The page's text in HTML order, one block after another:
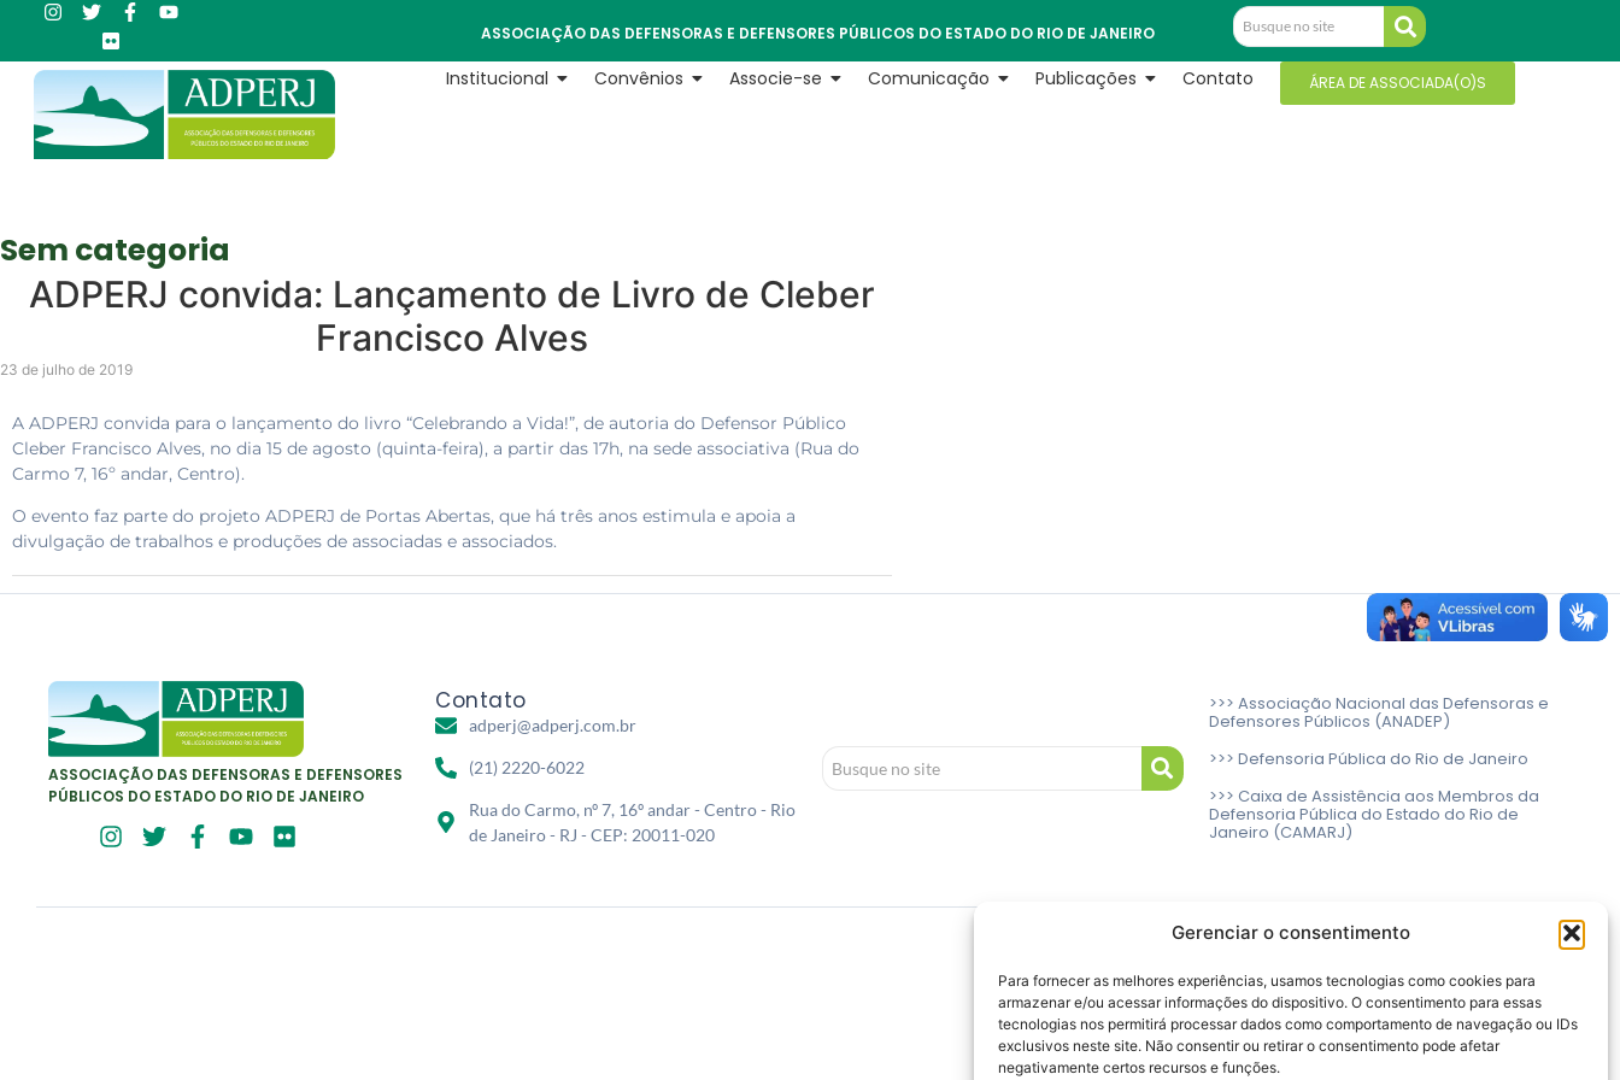
Gerenciar o consentimento
Para fornecer as melhores experiências, usamos tecnologias como cookies para
armazenar e/ou acessar informações do dispositivo. O consentimento para essas
tecnologias nos permitirá processar dados como comportamento de navegação ou IDs
exclusivos neste site. Não consentir ou retirar o consentimento pode afetar
negativamente certos recursos e funções.
ASSOCIAÇÃO DAS DEFENSORAS E DEFENSORES PÚBLICOS DO ESTADO DO RIO DE JANEIRO
Institucional Convênios Associe-se Comunicação Publicações Contato ÁREA DE ASSOCIADA(O)S
Sem categoria
ADPERJ convida: Lançamento de Livro de Cleber
Francisco Alves
23 de julho de 2019
A ADPERJ convida para o lançamento do livro “Celebrando a Vida!”, de autoria do Defensor Público
Cleber Francisco Alves, no dia 15 de agosto (quinta-feira), a partir das 17h, na sede associativa (Rua do
Carmo 7, 16º andar, Centro).
O evento faz parte do projeto ADPERJ de Portas Abertas, que há três anos estimula e apoia a
divulgação de trabalhos e produções de associadas e associados.
ASSOCIAÇÃO DAS DEFENSORAS E DEFENSORES
PÚBLICOS DO ESTADO DO RIO DE JANEIRO
Contato
adperj@adperj.com.br
(21) 2220-6022
Rua do Carmo, nº 7, 16º andar - Centro - Rio
de Janeiro - RJ - CEP: 20011-020
>>> Associação Nacional das Defensoras e
Defensores Públicos (ANADEP)
>>> Defensoria Pública do Rio de Janeiro
>>> Caixa de Assistência aos Membros da
Defensoria Pública do Estado do Rio de
Janeiro (CAMARJ)